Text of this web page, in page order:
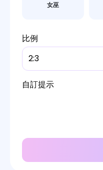
女巫
比例
2:3
自訂提示